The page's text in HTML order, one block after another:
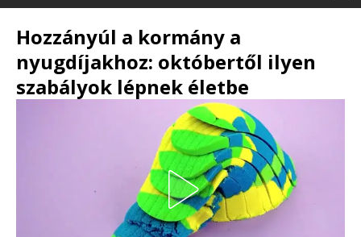
Hozzányúl a kormány a
nyugdíjakhoz: októbertől ilyen
szabályok lépnek életbe